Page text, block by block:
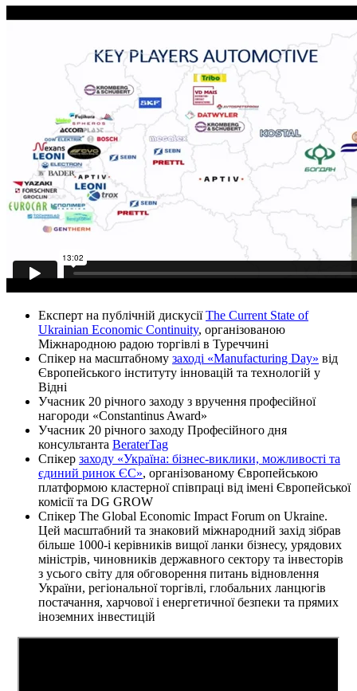
Експерт на публічній дискусіїThe Current State of
Ukrainian Economic Continuity, організованою
Міжнародною радою торгівлі в Туреччині
Спікер на масштабному заході «Manufacturing Day» від
Європейського інституту інновацій та технологій у
Відні
Учасник 20 річного заходу з вручення професійної
нагороди «Constantinus Award»
Учасник 20 річного заходу Професійного дня
консультанта BeraterTag
Спікер заходу «Україна: бізнес-виклики, можливості та
єдиний ринок ЄС», організованому Європейською
платформою кластерної співпраці від імені Європейської
комісії та DG GROW
Спікер The Global Economic Impact Forum on Ukraine.
Цей масштабний та знаковий міжнародний захід зібрав
більше 1000-і керівників вищої ланки бізнесу, урядових
міністрів, чиновників державного сектору та інвесторів
з усього світу для обговорення питань відновлення
України, регіональної торгівлі, глобальних ланцюгів
постачання, харчової і енергетичної безпеки та прямих
іноземних інвестицій